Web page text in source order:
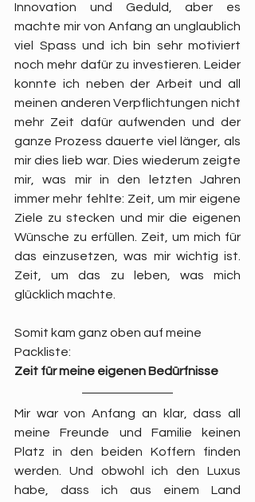
Innovation und Geduld, aber es
machte mir von Anfang an unglaublich
viel Spass und ich bin sehr motiviert
noch mehr dafür zu investieren. Leider
konnte ich neben der Arbeit und all
meinen anderen Verpflichtungen nicht
mehr Zeit dafür aufwenden und der
ganze Prozess dauerte viel länger, als
mir dies lieb war. Dies wiederum zeigte
mir, was mir in den letzten Jahren
immer mehr fehlte: Zeit, um mir eigene
Ziele zu stecken und mir die eigenen
Wünsche zu erfüllen. Zeit, um mich für
das einzusetzen, was mir wichtig ist.
Zeit, um das zu leben, was mich
glücklich machte.
Somit kam ganz oben auf meine
Packliste:
Zeit für meine eigenen Bedürfnisse
Mir war von Anfang an klar, dass all
meine Freunde und Familie keinen
Platz in den beiden Koffern finden
werden. Und obwohl ich den Luxus
habe, dass ich aus einem Land